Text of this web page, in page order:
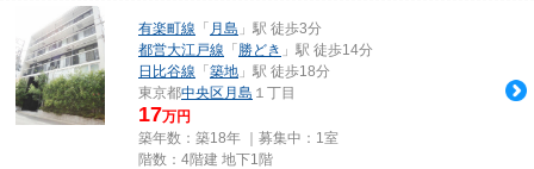
有楽町線 「 月島 」駅 徒歩3分
都営大江戸線 「 勝どき 」駅 徒歩14分
日比谷線 「 築地 」駅 徒歩18分
東京都中央区 月島 １丁目
17万円
築年数：築18年 ｜募集中： 1室
階数：4階建 地下1階